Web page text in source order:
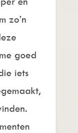
zo’n
goed
iets